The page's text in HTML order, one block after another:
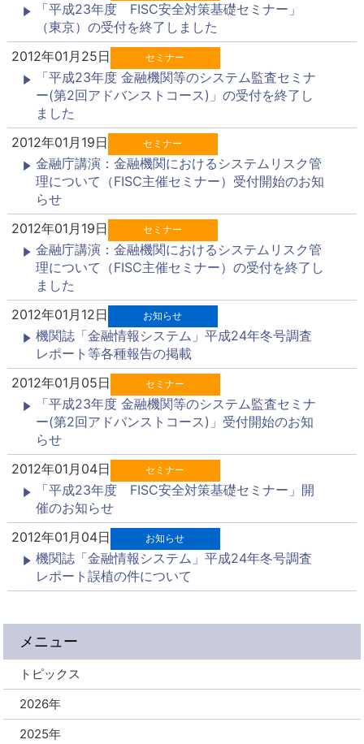
「平成23年度 FISC安全対策基礎セミナー」
（東京）の受付を終了しました
2012年01月25日
セミナー
「平成23年度 金融機関等のシステム監査セミナ
ー(第2回アドバンストコース)」の受付を終了し
ました
2012年01月19日
セミナー
金融庁講演：金融機関におけるシステムリスク管
理について（FISC主催セミナー）受付開始のお知
らせ
2012年01月19日
セミナー
金融庁講演：金融機関におけるシステムリスク管
理について（FISC主催セミナー）の受付を終了し
ました
2012年01月12日
お知らせ
機関誌「金融情報システム」平成24年冬号調査
レポート等各種報告の掲載
2012年01月05日
セミナー
「平成23年度 金融機関等のシステム監査セミナ
ー(第2回アドバンストコース)」受付開始のお知
らせ
2012年01月04日
セミナー
「平成23年度 FISC安全対策基礎セミナー」開
催のお知らせ
2012年01月04日
お知らせ
機関誌「金融情報システム」平成24年冬号調査
レポート誤植の件について
メニュー
トピックス
2026年
2025年